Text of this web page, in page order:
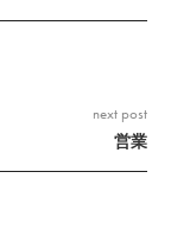
next post
営業